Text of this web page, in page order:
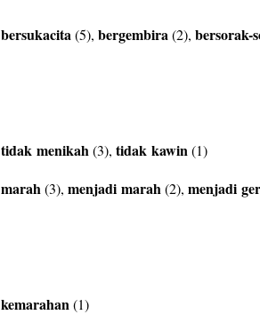
bersukacita(5), bergembira(2), bersorak-
tidak menikah(3), tidak kawin(1)
marah(3), menjadi marah(2), menjadi
kemarahan(1)